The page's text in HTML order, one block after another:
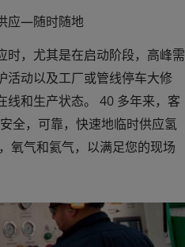
应—随时随地
时，尤其是在启动阶段，高峰需
活动以及工厂或管线停车大修
线和生产状态。 40 多年来，客
全，可靠，快速地临时供应氢
氧气和氦气，以满足您的现场